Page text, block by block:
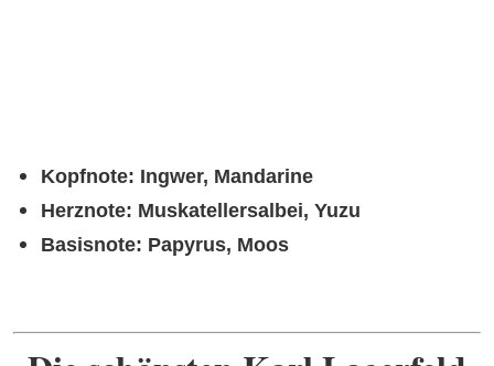
Kopfnote: Ingwer, Mandarine
Herznote: Muskatellersalbei, Yuzu
Basisnote: Papyrus, Moos